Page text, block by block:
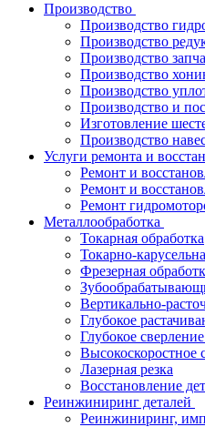
Производство
Производство
Производство
Производство
Производство
Производство
Производство и
Изготовление
Производство
Услуги ремонта и
Ремонт и
Ремонт и
Ремонт
Металлообработка
Токарная обработка
Токарно-
Фрезерная
Вертикально-
Глубокое
Глубокое
Высокоскоростное
Лазерная резка
Восстановление
Реинжиниринг деталей
Реинжиниринг,